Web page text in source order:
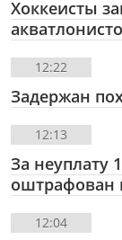
Хоккеисты
12:22
Задержан
12:13
За неуплату
оштрафован
12:04